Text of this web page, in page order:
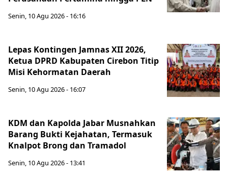
Senin, 10 Agu 2026 - 16:16
Lepas Kontingen Jamnas XII 2026,
Ketua DPRD Kabupaten Cirebon Titip
Misi Kehormatan Daerah
Senin, 10 Agu 2026 - 16:07
KDM dan Kapolda Jabar Musnahkan
Barang Bukti Kejahatan, Termasuk
Knalpot Brong dan Tramadol
Senin, 10 Agu 2026 - 13:41